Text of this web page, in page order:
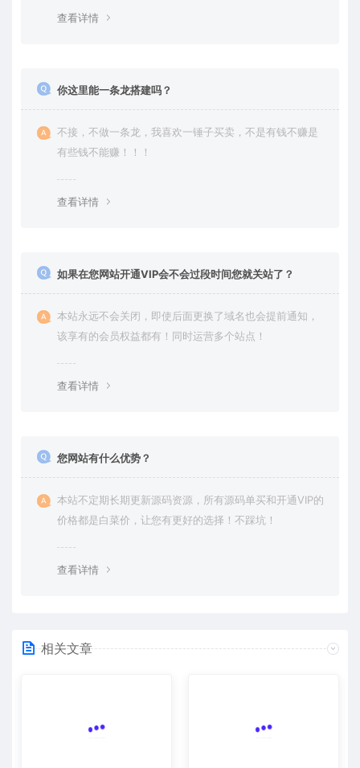
查看详情
你这里能一条龙搭建吗？
不接，不做一条龙，我喜欢一锤子买卖，不是有钱不赚是
有些钱不能赚！！！
查看详情
如果在您网站开通VIP会不会过段时间您就关站了？
本站永远不会关闭，即使后面更换了域名也会提前通知，
该享有的会员权益都有！同时运营多个站点！
查看详情
您网站有什么优势？
本站不定期长期更新源码资源，所有源码单买和开通VIP的
价格都是白菜价，让您有更好的选择！不踩坑！
查看详情
相关文章